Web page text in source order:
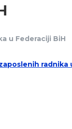
u Federaciji BiH
radnika